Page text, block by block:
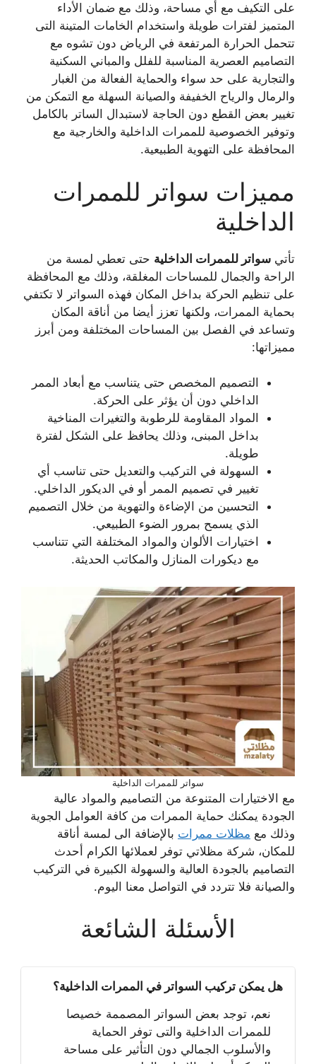
على التكيف مع أي مساحة، وذلك مع ضمان الأداء
المتميز لفترات طويلة واستخدام الخامات المتينة التى
تتحمل الحرارة المرتفعة في الرياض دون تشوه مع
التصاميم العصرية المناسبة للفلل والمباني السكنية
والتجارية على حد سواء والحماية الفعالة من الغبار
والرمال والرياح الخفيفة والصيانة السهلة مع التمكن من
تغيير بعض القطع دون الحاجة لاستبدال الساتر بالكامل
وتوفير الخصوصية للممرات الداخلية والخارجية مع
المحافظة على التهوية الطبيعية.
مميزات سواتر للممرات
الداخلية
تأتي سواتر للممرات الداخلية حتى تعطي لمسة من
الراحة والجمال للمساحات المغلقة، وذلك مع المحافظة
على تنظيم الحركة بداخل المكان فهذه السواتر لا تكتفي
بحماية الممرات، ولكنها تعزز أيضا من أناقة المكان
وتساعد في الفصل بين المساحات المختلفة ومن أبرز
مميزاتها:
التصميم المخصص حتى يتناسب مع أبعاد الممر
الداخلي دون أن يؤثر على الحركة.
المواد المقاومة للرطوبة والتغيرات المناخية
بداخل المبنى، وذلك يحافظ على الشكل لفترة
طويلة.
السهولة في التركيب والتعديل حتى تناسب أي
تغيير في تصميم الممر أو في الديكور الداخلي.
التحسين من الإضاءة والتهوية من خلال التصميم
الذي يسمح بمرور الضوء الطبيعي.
اختيارات الألوان والمواد المختلفة التي تتناسب
مع ديكورات المنازل والمكاتب الحديثة.
سواتر للممرات الداخلية
مع الاختيارات المتنوعة من التصاميم والمواد عالية
الجودة يمكنك حماية الممرات من كافة العوامل الجوية
وذلك مع مظلات ممرات بالإضافة الى لمسة أناقة
للمكان، شركة مظلاتي توفر لعملائها الكرام أحدث
التصاميم بالجودة العالية والسهولة الكبيرة في التركيب
والصيانة فلا تتردد في التواصل معنا اليوم.
الأسئلة الشائعة
هل يمكن تركيب السواتر في الممرات الداخلية؟
نعم، توجد بعض السواتر المصممة خصيصا
للممرات الداخلية والتى توفر الحماية
والأسلوب الجمالي دون التأثير على مساحة